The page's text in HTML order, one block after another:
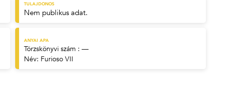
TULAJDONOS
Nem publikus adat.
ANYAI APA
Törzskönyvi szám : —
Név: Furioso VII